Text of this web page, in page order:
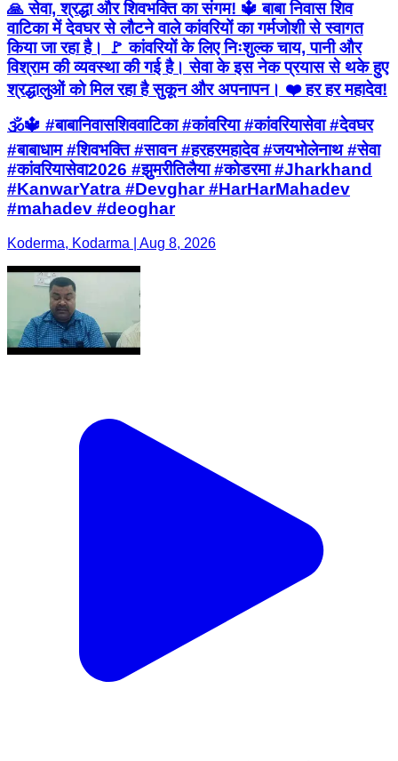
🙏 सेवा, श्रद्धा और शिवभक्ति का संगम! 🔱 बाबा निवास शिव
वाटिका में देवघर से लौटने वाले कांवरियों का गर्मजोशी से स्वागत
किया जा रहा है। 🚩 कांवरियों के लिए निःशुल्क चाय, पानी और
विश्राम की व्यवस्था की गई है। सेवा के इस नेक प्रयास से थके हुए
श्रद्धालुओं को मिल रहा है सुकून और अपनापन। ❤️ हर हर महादेव!
🕉️🔱 #बाबानिवासशिववाटिका #कांवरिया #कांवरियासेवा #देवघर
#बाबाधाम #शिवभक्ति #सावन #हरहरमहादेव #जयभोलेनाथ #सेवा
#कांवरियासेवा2026 #झुमरीतिलैया #कोडरमा #Jharkhand
#KanwarYatra #Devghar #HarHarMahadev
#mahadev #deoghar
Koderma, Kodarma | Aug 8, 2026